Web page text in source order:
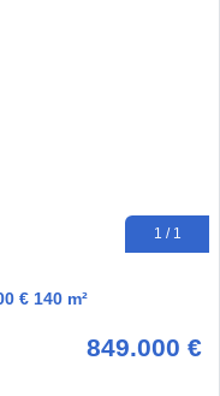
1 / 1
€ 140 m²
849.000 €